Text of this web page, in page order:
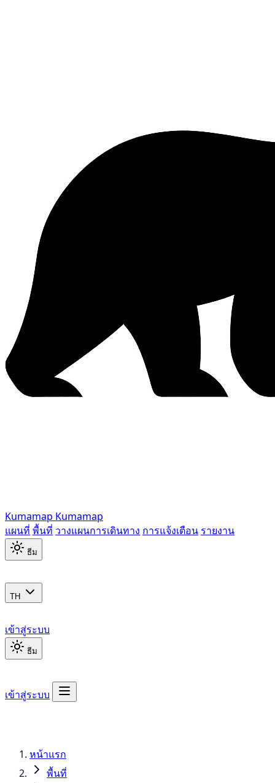
Kumamap Kumamap
แผนที่ พื้นที่ วางแผนการเดินทาง การแจ้งเตือน รายงาน
ธีม
TH
เข้าสู่ระบบ
ธีม
เข้าสู่ระบบ
หน้าแรก
พื้นที่